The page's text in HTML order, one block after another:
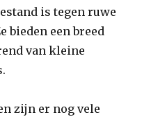
is tegen ruwe
bieden een breed
van kleine
zijn er nog vele